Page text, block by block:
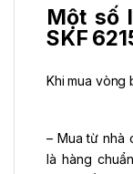
Một số
SKF
Khi mua vòng
– Mua từ nhà
là hàng